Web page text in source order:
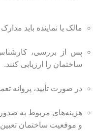
مالک یا نماینده باید
پس از بررسی،
ساختمان را ارزیابی کنند.
در صورت تأیید، پروانه
هزینه‌های مربوط به
و موقعیت ساختمان